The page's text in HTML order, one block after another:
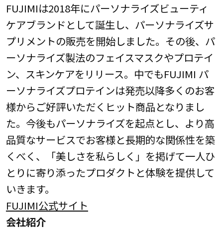
FUJIMIは2018年にパーソナライズビューティ
ケアブランドとして誕生し、パーソナライズサ
プリメントの販売を開始しました。その後、パ
ーソナライズ製法のフェイスマスクやプロテイ
ン、スキンケアをリリース。中でもFUJIMI パ
ーソナライズプロテインは発売以降多くのお客
様からご好評いただくヒット商品となりまし
た。今後もパーソナライズを起点とし、より高
品質なサービスでお客様と長期的な関係性を築
くべく、「美しさを私らしく」を掲げて一人ひ
とりに寄り添ったプロダクトと体験を提供して
いきます。
FUJIMI公式サイト
会社紹介